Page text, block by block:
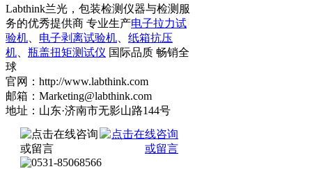
Labthink兰光，包装检测仪器与检测服
务的优秀提供商 专业生产电子拉力试
验机
电子剥离试验机
纸箱抗压
机
瓶盖扭矩测试仪 国际品质 畅销全
球
官网：http://www.labthink.com
邮箱：Marketing@labthink.com
地址：山东·济南市无影山路144号